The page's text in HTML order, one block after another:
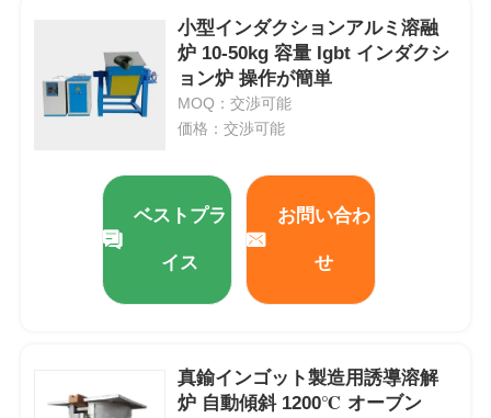
小型インダクションアルミ溶融
炉 10-50kg 容量 Igbt インダクシ
ョン炉 操作が簡単
MOQ：交渉可能
価格：交渉可能
ベストプラ
イス
お問い合わ
せ
真鍮インゴット製造用誘導溶解
炉 自動傾斜 1200℃ オーブン